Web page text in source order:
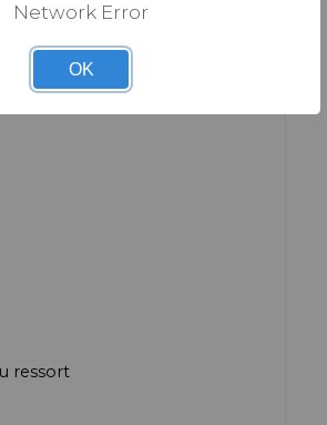
fabricant)
ressort
Network Error
OK